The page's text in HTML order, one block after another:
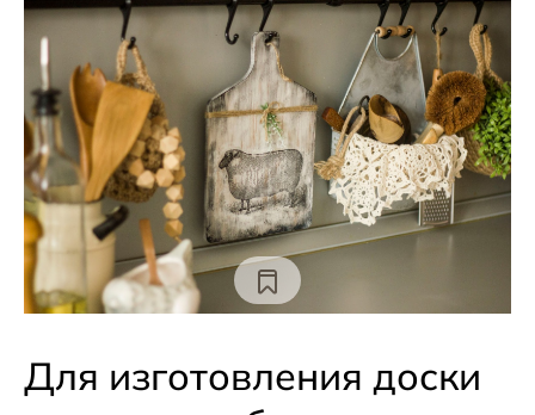
Для изготовления доски